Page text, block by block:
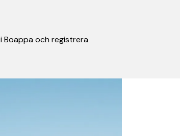
Boappa och registrera